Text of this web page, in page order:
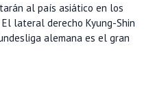
al país asiático en los
El lateral derecho Kyung-Shin
alemana es el gran